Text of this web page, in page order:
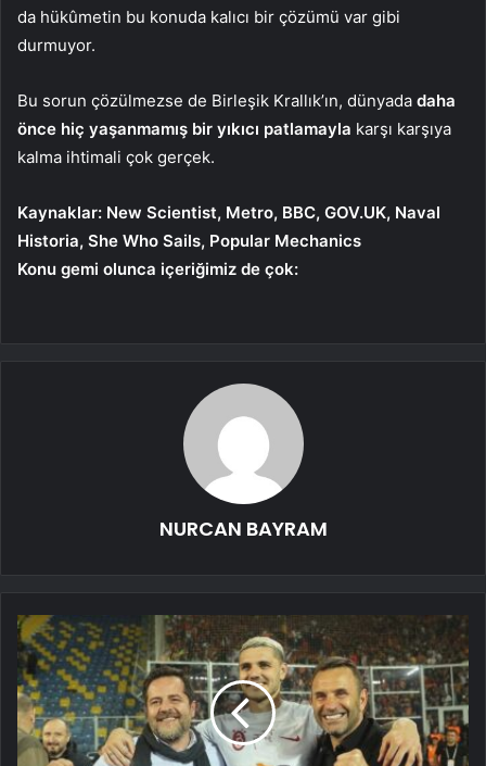
da hükûmetin bu konuda kalıcı bir çözümü var gibi
durmuyor.
Bu sorun çözülmezse de Birleşik Krallık’ın, dünyada daha
önce hiç yaşanmamış bir yıkıcı patlamayla karşı karşıya
kalma ihtimali çok gerçek.
Kaynaklar: New Scientist, Metro, BBC, GOV.UK, Naval
Historia, She Who Sails, Popular Mechanics
Konu gemi olunca içeriğimiz de çok:
NURCAN BAYRAM